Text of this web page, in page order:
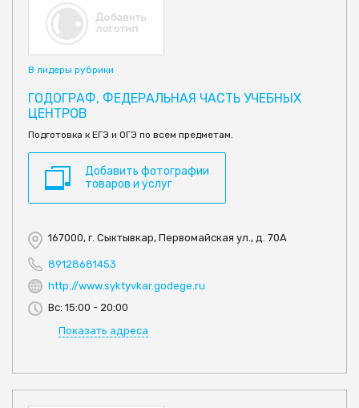
В лидеры рубрики
ГОДОГРАФ, ФЕДЕРАЛЬНАЯ ЧАСТЬ УЧЕБНЫХ
ЦЕНТРОВ
Подготовка к ЕГЭ и ОГЭ по всем предметам.
Добавить фотографии
товаров и услуг
167000, г. Сыктывкар, Первомайская ул., д. 70А
89128681453
http://www.syktyvkar.godege.ru
Вс: 15:00 - 20:00
Показать адреса